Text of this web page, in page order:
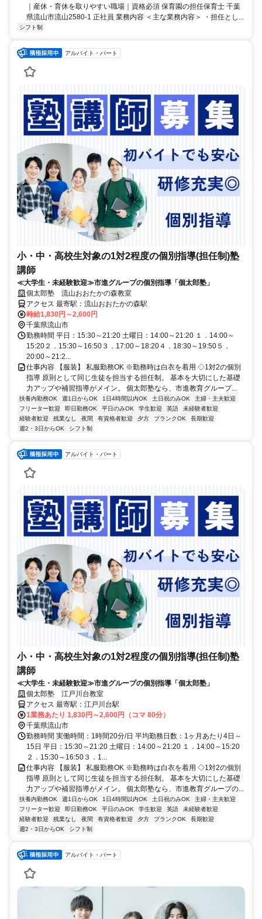
｜産休・育休を取りやすい職場｜資格必須 保育園の担任保育士 千葉
県流山市流山2580-1 正社員 業務内容 ＜主な業務内容＞ ・担任とし...
シフト制
アルバイト・パート
小・中・高校生対象の1対2程度の個別指導(担任制)塾
講師
≪大学生・未経験歓迎≫市進グループの個別指導「個太郎塾」
個太郎塾 流山おおたかの森教室
アクセス 最寄駅：流山おおたかの森駅
時給1,830円～2,600円
千葉県流山市
勤務時間 平日：15:30～21:20 土曜日：14:00～21:20 １．14:00～
15:20２．15:30～16:50３．17:00～18:20４．18:30～19:50５．
20:00～21:2...
仕事内容 【服装】 私服勤務OK ※勤務時は白衣を着用 ◇1対2の個別
指導 原則として同じ生徒を担当する担任制。 基本を大切にした基礎
力アップや補習指導がメイン。 個太郎塾なら、市進教育グループ...
扶養内勤務OK 週1日からOK 1日4時間以内OK 土日祝のみOK
主婦・主夫歓迎
フリーター歓迎
即日勤務OK 平日のみOK 学生歓迎 英語
未経験者歓迎
経験者歓迎
残業なし 夜間 有資格者歓迎 夕方 ブランクOK
長期歓迎
週2・3日からOK
シフト制
アルバイト・パート
小・中・高校生対象の1対2程度の個別指導(担任制)塾
講師
≪大学生・未経験歓迎≫市進グループの個別指導「個太郎塾」
個太郎塾 江戸川台教室
アクセス 最寄駅：江戸川台駅
1業務あたり 1,830円～2,600円（コマ 80分）
千葉県流山市
勤務時間 実働時間：1時間20分/日 平均勤務日数：1ヶ月あたり4日～
15日 平日：15:30～21:20 土曜日：14:00～21:20 １．14:00～15:20
２．15:30～16:50３．1...
仕事内容 【服装】 私服勤務OK ※勤務時は白衣を着用 ◇1対2の個別
指導 原則として同じ生徒を担当する担任制。 基本を大切にした基礎
力アップや補習指導がメイン。 個太郎塾なら、市進教育グループの...
扶養内勤務OK 週1日からOK 1日4時間以内OK 土日祝のみOK
主婦・主夫歓迎
フリーター歓迎
即日勤務OK 平日のみOK 学生歓迎 英語
未経験者歓迎
経験者歓迎
残業なし 夜間 有資格者歓迎 夕方 ブランクOK
長期歓迎
週2・3日からOK
シフト制
アルバイト・パート